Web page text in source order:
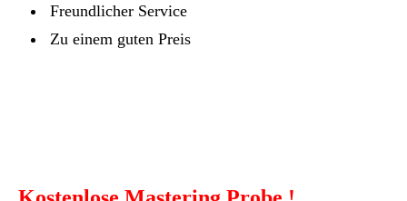
Freundlicher Service
Zu einem guten Preis